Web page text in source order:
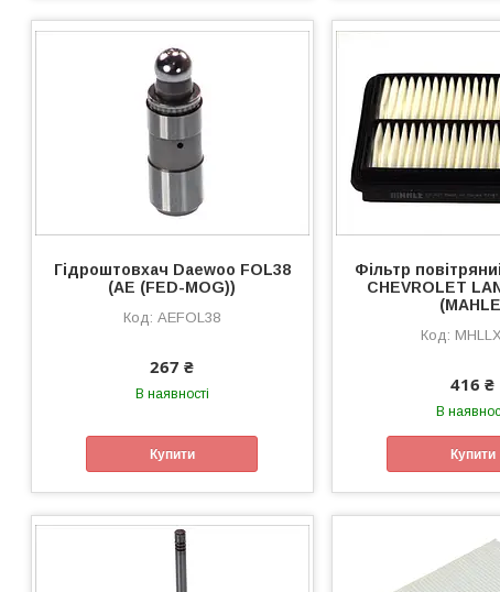
Гідроштовхач Daewoo FOL38
(AE (FED-MOG))
AEFOL38
267 ₴
В наявності
Купити
Фільтр
CHEVROLET
416 ₴
В
Купити